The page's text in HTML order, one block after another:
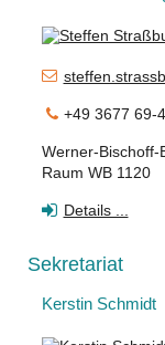
+49 3677 69-
Werner-Bischoff-
Raum WB 1120
Details ...
Sekretariat
Kerstin Schmidt